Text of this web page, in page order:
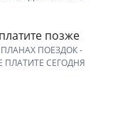
позже
ПОЕЗДОК -
ПЛАТИТЕ СЕГОДНЯ